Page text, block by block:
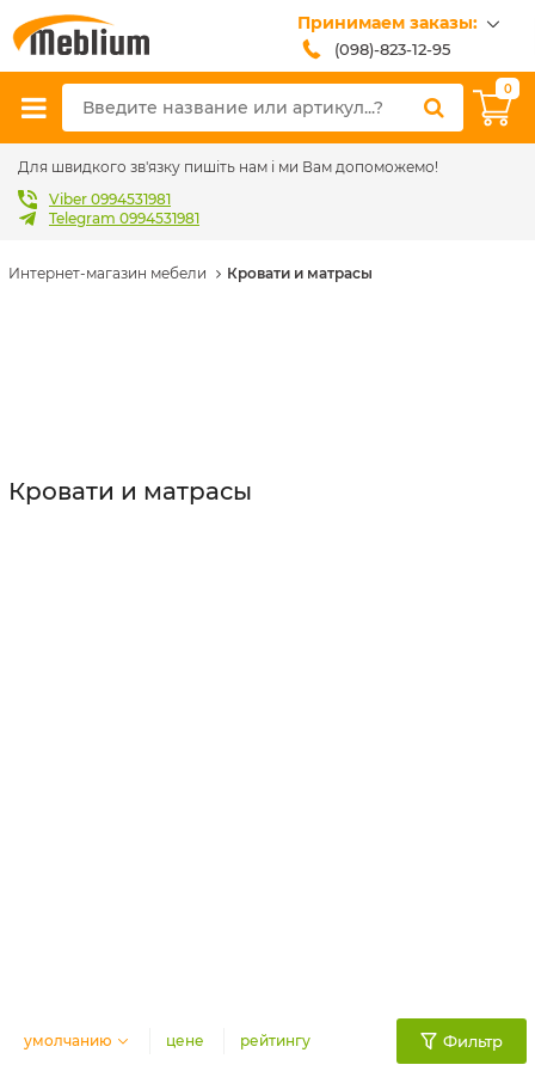
Принимаем заказы:
(098)-823-12-95
(099)-608-42-32
(093)-618-62-02
sales@meblium.com.ua
0
Для швидкого зв'язку пишіть нам і ми Вам допоможемо!
Viber 0994531981
Telegram 0994531981
Интернет-магазин мебели Кровати и матрасы
Кровати и матрасы
умолчанию цене рейтингу Фильтр